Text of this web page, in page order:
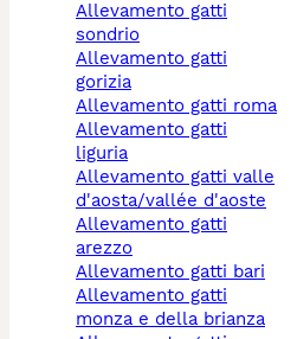
allevamento gatti
sondrio
allevamento gatti
gorizia
allevamento gatti roma
allevamento gatti
liguria
allevamento gatti valle
d'aosta/vallée d'aoste
allevamento gatti
arezzo
allevamento gatti bari
allevamento gatti
monza e della brianza